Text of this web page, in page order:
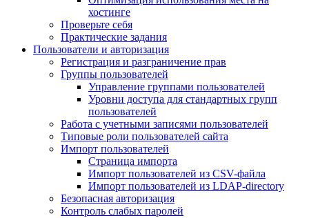
хостинге
Проверьте себя
Практические задания
Пользователи и авторизация
Регистрация и разграничение прав
Группы пользователей
Управление группами пользователей
Уровни доступа для стандартных групп
пользователей
Работа с учетными записями пользователей
Типовые роли пользователей сайта
Импорт пользователей
Страница импорта
Импорт пользователей из CSV-файла
Импорт пользователей из LDAP-directory
Безопасная авторизация
Контроль слабых паролей